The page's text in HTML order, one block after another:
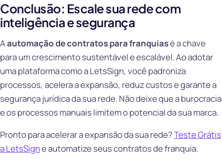
Conclusão: Escale sua rede com
inteligência e segurança
Aautomação de contratos para franquiasé a chave
para um crescimento sustentável e escalável. Ao adotar
uma plataforma como a LetsSign, você padroniza
processos, acelera a expansão, reduz custos e garante a
segurança jurídica da sua rede. Não deixe que a burocracia
e os processos manuais limitem o potencial da sua marca.
Pronto para acelerar a expansão da sua rede?Teste Grátis
a LetsSigne automatize seus contratos de franquia.